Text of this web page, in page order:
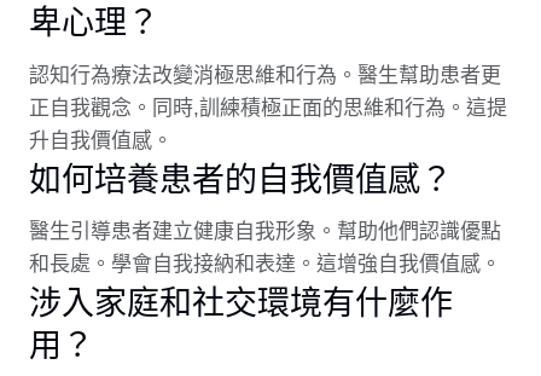
卑心理？
認知行為療法改變消極思維和行為。醫生幫助患者更
正自我觀念。同時,訓練積極正面的思維和行為。這提
升自我價值感。
如何培養患者的自我價值感？
醫生引導患者建立健康自我形象。幫助他們認識優點
和長處。學會自我接納和表達。這增強自我價值感。
涉入家庭和社交環境有什麼作
用？